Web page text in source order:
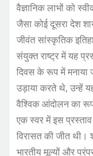
वैज्ञानिक लाभों को
जैसा कोई दूसरा देश
जीवंत सांस्कृतिक
संयुक्त राष्ट्र में यह
दिवस के रूप में मनाया
उड़ाया करते थे, उन्हें
वैश्विक आंदोलन का
एक स्वर में इस
विरासत की जीत थी।
भारतीय मूल्यों और